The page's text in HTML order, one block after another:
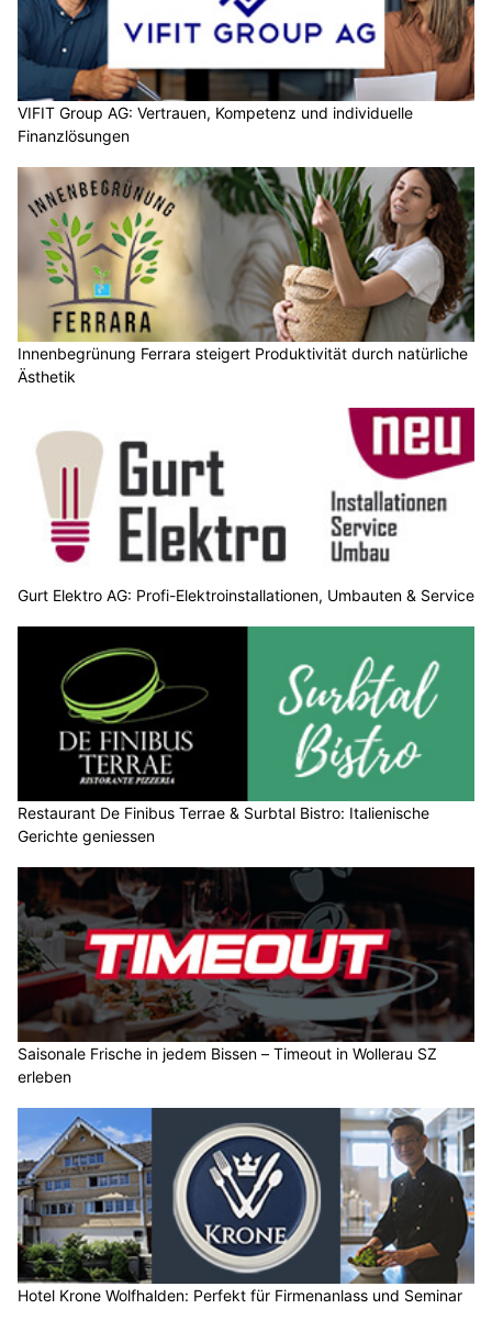
VIFIT Group AG: Vertrauen, Kompetenz und individuelle
Finanzlösungen
Innenbegrünung Ferrara steigert Produktivität durch natürliche
Ästhetik
Gurt Elektro AG: Profi-Elektroinstallationen, Umbauten & Service
Restaurant De Finibus Terrae & Surbtal Bistro: Italienische
Gerichte geniessen
Saisonale Frische in jedem Bissen – Timeout in Wollerau SZ
erleben
Hotel Krone Wolfhalden: Perfekt für Firmenanlass und Seminar